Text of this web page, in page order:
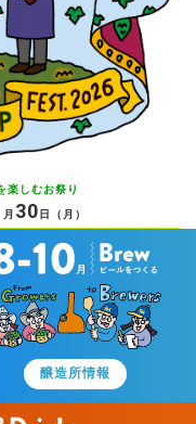
楽しむお祭り
月 30 日 （月）
醸造所情報